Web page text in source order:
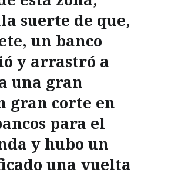
suerte de que,
un banco
y arrastró a
una gran
gran corte en
para el
y hubo un
una vuelta